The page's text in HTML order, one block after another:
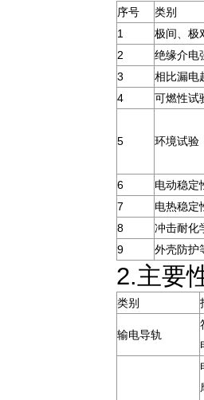
序号
类别
1
极间、极
2
绝缘介电
3
相比漏电
4
可燃性试
5 环境试验
6
电动稳定
7
电热稳定
8
冲击耐化
9
外壳防护
2.主要
类别
输电导轨